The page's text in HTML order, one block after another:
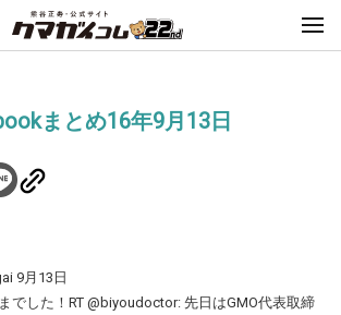
まとめ16年9月13日
9月13日
した！RT @biyoudoctor: 先日はGMO代表取締